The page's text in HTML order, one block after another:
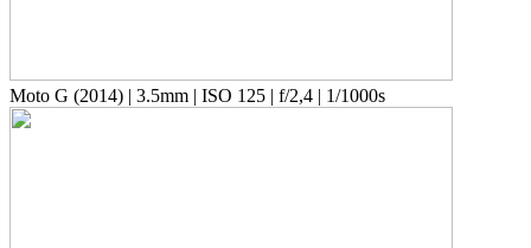
Moto G (2014) | 3.5mm | ISO 125 | f/2,4 | 1/1000s